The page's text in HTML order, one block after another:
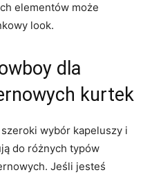
‍elementów może
look.
dla​
kurtek
⁤wybór kapeluszy i
do różnych ‌typów
Jeśli jesteś